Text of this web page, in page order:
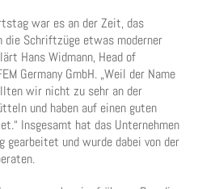
war es an der Zeit, das
die Schriftzüge etwas moderner
Hans Widmann, Head of
Germany GmbH. „Weil der Name
wir nicht zu sehr an der
und haben auf einen guten
Insgesamt hat das Unternehmen
gearbeitet und wurde dabei von der